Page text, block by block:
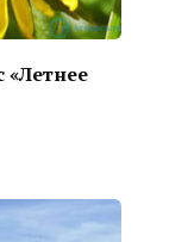
«Летнее